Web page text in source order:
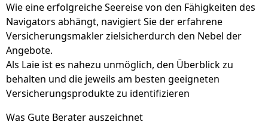
Wie eine erfolgreiche Seereise von den Fähigkeiten des
Navigators abhängt, navigiert Sie der erfahrene
Versicherungsmakler zielsicherdurch den Nebel der
Angebote.
Als Laie ist es nahezu unmöglich, den Überblick zu
behalten und die jeweils am besten geeigneten
Versicherungsprodukte zu identifizieren
Was Gute Berater auszeichnet